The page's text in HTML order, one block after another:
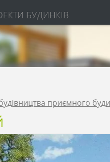
БУДИНКІВ
приємного